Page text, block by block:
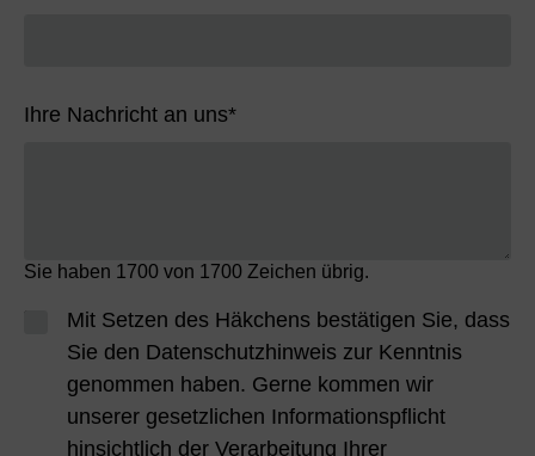
Ihre Nachricht an uns*
Sie haben 1700 von 1700 Zeichen übrig.
Mit Setzen des Häkchens bestätigen Sie, dass
Sie den Datenschutzhinweis zur Kenntnis
genommen haben. Gerne kommen wir
unserer gesetzlichen Informationspflicht
hinsichtlich der Verarbeitung Ihrer